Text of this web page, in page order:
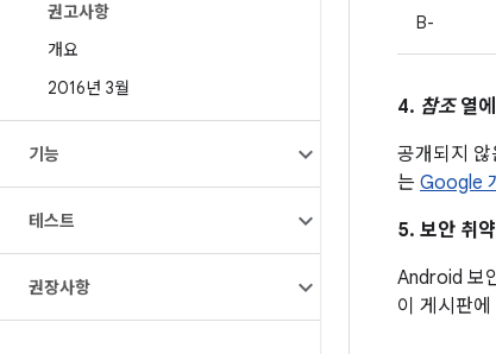
권고사항
개요
2016년 3월
기능
테스트
권장사항
B-
4. 참조열
공개되지
는 Google
5. 보안 취
Android 보
이 게시판